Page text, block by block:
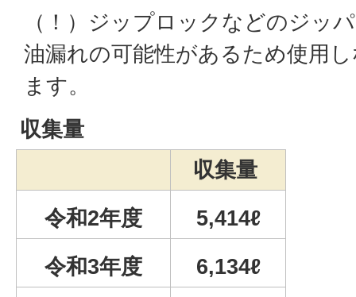
（！）ジップロックなどのジッ
油漏れの可能性があるため使用
ます。
収集量
収集量
令和2年度
5,414ℓ
令和3年度
6,134ℓ